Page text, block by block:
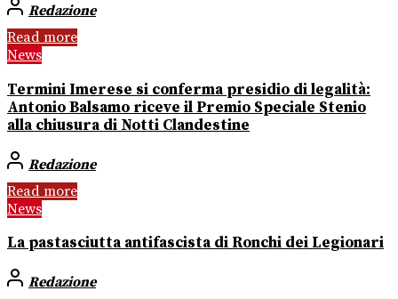
Redazione
Read more
News
Termini Imerese si conferma presidio di legalità:
Antonio Balsamo riceve il Premio Speciale Stenio
alla chiusura di Notti Clandestine
Redazione
Read more
News
La pastasciutta antifascista di Ronchi dei Legionari
Redazione